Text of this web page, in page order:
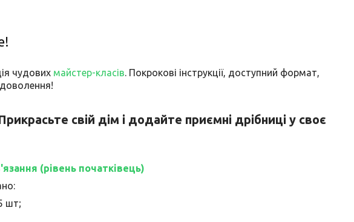
чудових майстер-класів. Покрокові інструкції, доступний формат,
свій дім і додайте приємні дрібниці у своє
(рівень початківець)
шт;